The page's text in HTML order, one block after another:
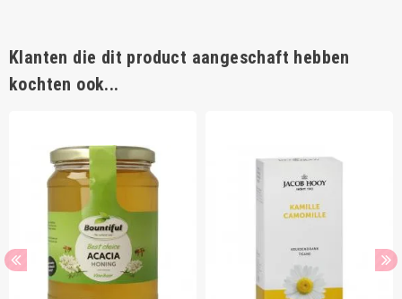
Klanten die dit product aangeschaft hebben
kochten ook...